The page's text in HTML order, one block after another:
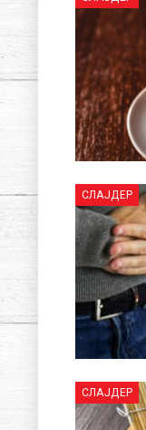
СЛАЈДЕР
СЛАЈДЕР